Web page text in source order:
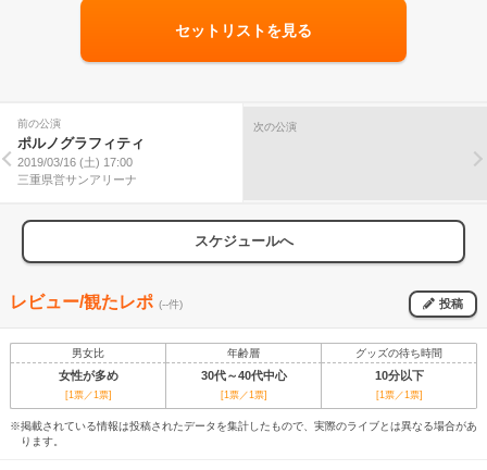
セットリストを見る
前の公演
ポルノグラフィティ
2019/03/16 (土) 17:00
三重県営サンアリーナ
次の公演
スケジュールへ
レビュー/観たレポ (--件) 投稿
男女比 年齢層 グッズの待ち時間
女性が多め 30代～40代中心 10分以下
[1票／1票] [1票／1票] [1票／1票]
※掲載されている情報は投稿されたデータを集計したもので、実際のライブとは異なる場合があ
ります。